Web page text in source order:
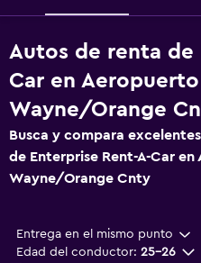
Autos de renta de
Car en Aeropuerto
Wayne/Orange
Busca y compara
de Enterprise Rent-A-Car
Wayne/Orange Cnty
Entrega en el mismo punto
Edad del conductor: 25-26